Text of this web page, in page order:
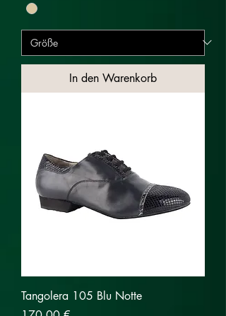
In den Warenkorb
Tangolera 105 Blu Notte